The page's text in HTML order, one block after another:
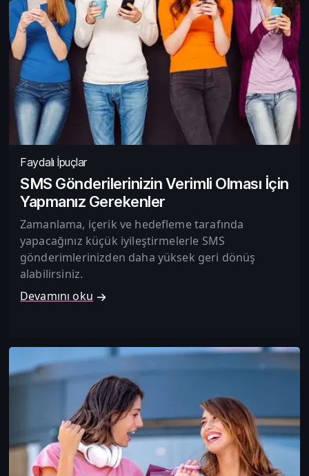
Faydalı İpuçlar
SMS Gönderilerinizin Verimli Olması İçin
Yapmanız Gerekenler
Zamanlama, içerik ve hedefleme tarafında
yapacağınız küçük iyileştirmelerle SMS
gönderimlerinizden daha yüksek geri dönüş
alabilirsiniz.
Devamını oku